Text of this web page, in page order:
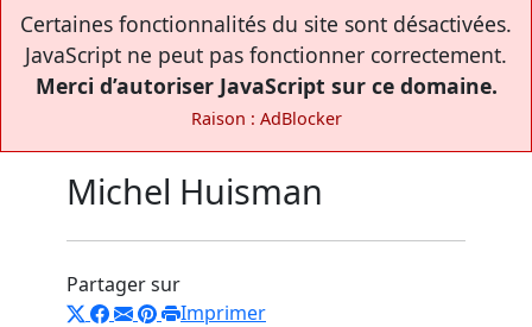
Certaines fonctionnalités du site sont désactivées.
JavaScript ne peut pas fonctionner correctement.
Merci d’autoriser JavaScript sur ce domaine.
Raison : AdBlocker
Michel Huisman
Partager sur
Imprimer